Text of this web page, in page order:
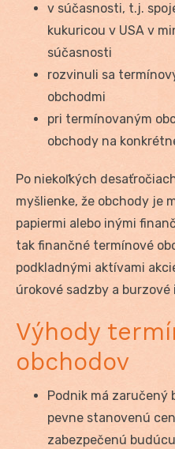
v súčasnosti, t.j.
kukuricou v USA v
súčasnosti
rozvinuli sa
obchodmi
pri termínovaným
obchody na
Po niekoľkých
myšlienke, že obchody je
papiermi alebo inými
tak finančné termínové
podkladnými aktívami
úrokové sadzby a burzové
Výhody
obchodov
Podnik má zaručený
pevne stanovenú
zabezpečenú